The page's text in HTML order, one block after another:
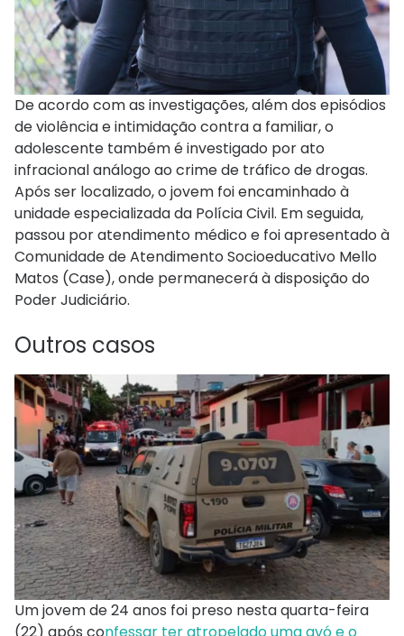
De acordo com as investigações, além dos episódios
de violência e intimidação contra a familiar, o
adolescente também é investigado por ato
infracional análogo ao crime de tráfico de drogas.
Após ser localizado, o jovem foi encaminhado à
unidade especializada da Polícia Civil. Em seguida,
passou por atendimento médico e foi apresentado à
Comunidade de Atendimento Socioeducativo Mello
Matos (Case), onde permanecerá à disposição do
Poder Judiciário.
Outros casos
Um jovem de 24 anos foi preso nesta quarta-feira
(22) após confessar ter atropelado uma avó e o